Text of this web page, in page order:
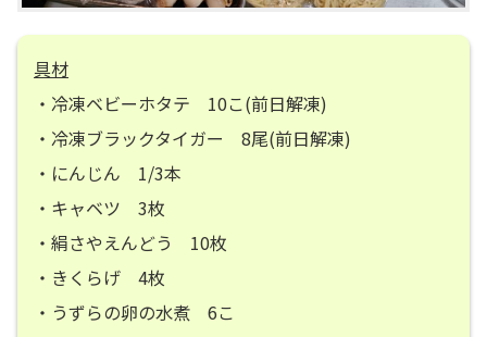
具材
・冷凍ベビーホタテ 10こ(前日解凍)
・冷凍ブラックタイガー 8尾(前日解凍)
・にんじん 1/3本
・キャベツ 3枚
・絹さやえんどう 10枚
・きくらげ 4枚
・うずらの卵の水煮 6こ